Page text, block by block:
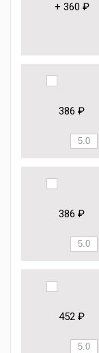
+ 360 ₽
386 ₽
386 ₽
452 ₽